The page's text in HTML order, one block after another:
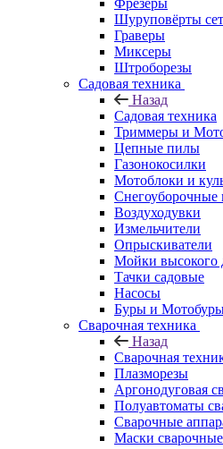
Шуруповёрты
Граверы
Миксеры
Штроборезы
Садовая техника
Назад
Садовая техника
Триммеры и
Цепные пилы
Газонокосилки
Мотоблоки и
Воздуходувки
Измельчители
Опрыскиватели
Мойки высокого
Тачки садовые
Насосы
Буры и
Сварочная техника
Назад
Сварочная
Плазморезы
Аргонодуговая
Полуавтоматы
Сварочные
Маски сварочные